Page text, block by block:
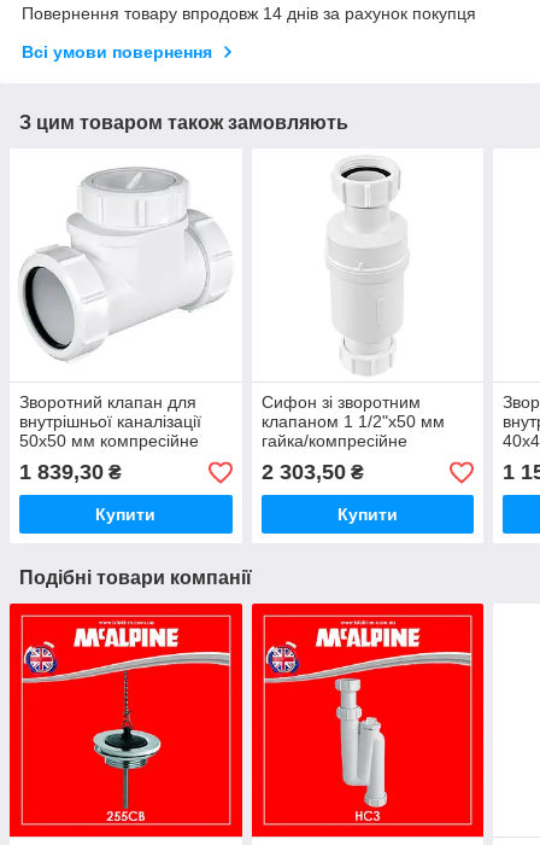
Повернення товару впродовж 14 днів за рахунок покупця
Всі умови повернення
З цим товаром також замовляють
Зворотний клапан для
внутрішньої каналізації
50х50 мм компресійне
McAlpine
1 839,30 ₴
Купити
Сифон зі зворотним
клапаном 1 1/2"x50 мм
гайка/компресійне
з'єднання MACVALVE-18
McALPINE
2 303,50₴
Купити
1
Подібні товари компанії